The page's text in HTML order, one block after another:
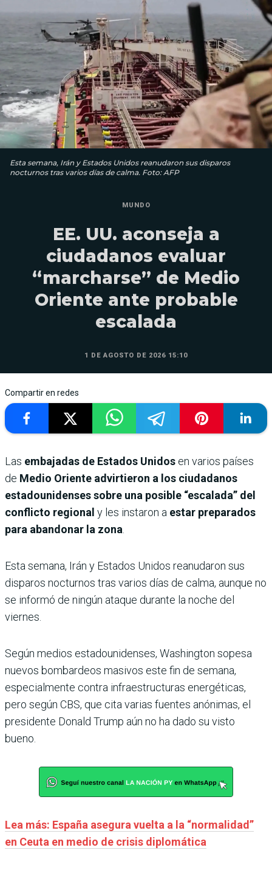
Esta semana, Irán y Estados Unidos reanudaron sus disparos
nocturnos tras varios días de calma. Foto: AFP
MUNDO
EE. UU. aconseja a
ciudadanos evaluar
“marcharse” de Medio
Oriente ante probable
escalada
1 DE AGOSTO DE 2026 15:10
Compartir en redes
Las embajadas de Estados Unidos en varios países
de Medio Oriente advirtieron a los ciudadanos
estadounidenses sobre una posible “escalada” del
conflicto regional y les instaron a estar preparados
para abandonar la zona.
Esta semana, Irán y Estados Unidos reanudaron sus
disparos nocturnos tras varios días de calma, aunque no
se informó de ningún ataque durante la noche del
viernes.
Según medios estadounidenses, Washington sopesa
nuevos bombardeos masivos este fin de semana,
especialmente contra infraestructuras energéticas,
pero según CBS, que cita varias fuentes anónimas, el
presidente Donald Trump aún no ha dado su visto
bueno.
Lea más: España asegura vuelta a la “normalidad”
en Ceuta en medio de crisis diplomática